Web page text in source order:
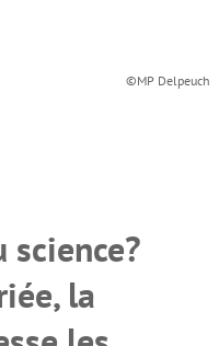
©MP Delpeuch
science?
la